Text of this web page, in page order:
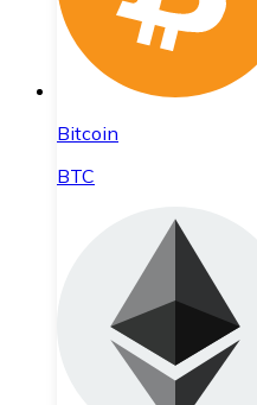
Bitcoin
BTC